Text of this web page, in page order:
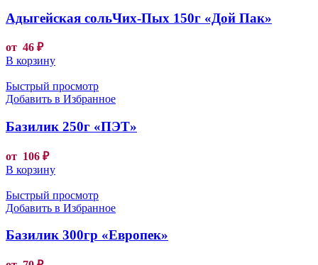
Адыгейская сольЧих-Пых 150г «Дой Пак»
от 46 ₽
В корзину
Быстрый просмотр
Добавить в Избранное
Базилик 250г «ПЭТ»
от 106 ₽
В корзину
Быстрый просмотр
Добавить в Избранное
Базилик 300гр «Европек»